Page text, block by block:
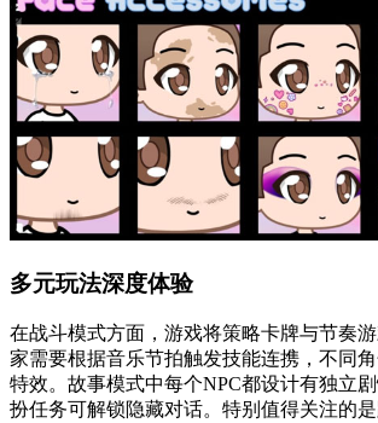
多元玩法深度体验
在战斗模式方面，游戏将策略卡牌与节奏
家需要根据音乐节拍触发技能连携，不同
特效。故事模式中每个NPC都设计有独立
扮任务可解锁隐藏对话。特别值得关注的是